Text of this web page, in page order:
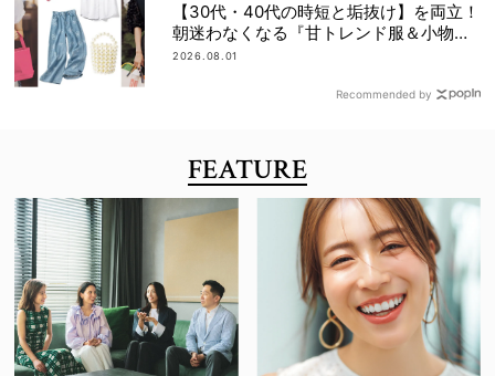
【30代・40代の時短と垢抜け】を両立！
朝迷わなくなる『甘トレンド服＆小物』
最旬カタログ
2026.08.01
Recommended by
FEATURE